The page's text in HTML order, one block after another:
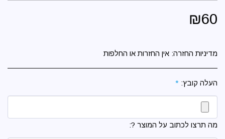
₪60
מדיניות החזרה: אין החזרות או החלפות
העלה קובץ: *
מה תרצו לכתוב על המוצר ?: